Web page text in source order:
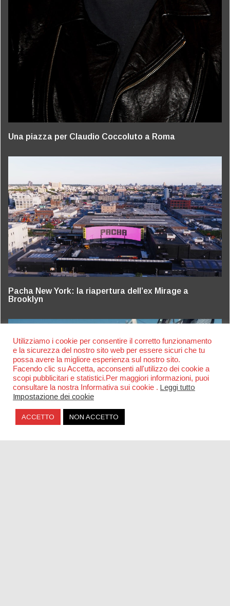
Una piazza per Claudio Coccoluto a Roma
Pacha New York: la riapertura dell’ex Mirage a
Brooklyn
Utilizziamo i cookie per consentire il corretto funzionamento
e la sicurezza del nostro sito web per essere sicuri che tu
possa avere la migliore esperienza sul nostro sito.
Facendo clic su Accetta, acconsenti all'utilizzo dei cookie a
scopi pubblicitari e statistici.Per maggiori informazioni, puoi
consultare la nostra Informativa sui cookie . Leggi tutto
Impostazione dei cookie
ACCETTO NON ACCETTO